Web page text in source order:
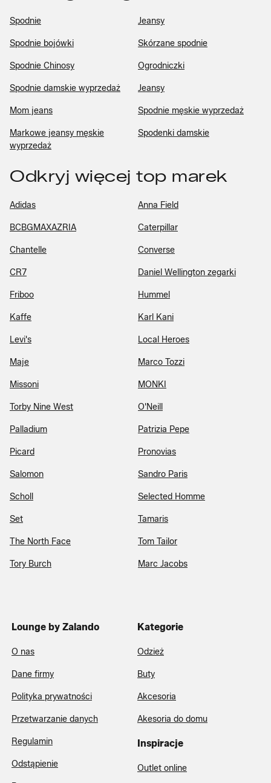
Spodnie Jeansy
Spodnie bojówki Skórzane spodnie
Spodnie Chinosy Ogrodniczki
Spodnie damskie wyprzedaż Jeansy
Mom jeans Spodnie męskie wyprzedaż
Markowe jeansy męskie
wyprzedaż
Spodenki damskie
Odkryj więcej top marek
Adidas Anna Field
BCBGMAXAZRIA Caterpillar
Chantelle Converse
CR7 Daniel Wellington zegarki
Friboo Hummel
Kaffe Karl Kani
Levi's Local Heroes
Maje Marco Tozzi
Missoni MONKI
Torby Nine West O'Neill
Palladium Patrizia Pepe
Picard Pronovias
Salomon Sandro Paris
Scholl Selected Homme
Set Tamaris
The North Face Tom Tailor
Tory Burch Marc Jacobs
Lounge by Zalando
O nas
Dane firmy
Polityka prywatności
Przetwarzanie danych
Regulamin
Odstąpienie
Kategorie
Odzież
Buty
Akcesoria
Akesoria do domu
Inspiracje
Outlet online